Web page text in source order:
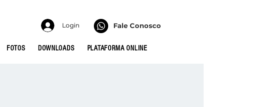
Fale Conosco
FOTOS DOWNLOADS PLATAFORMA ONLINE
Login